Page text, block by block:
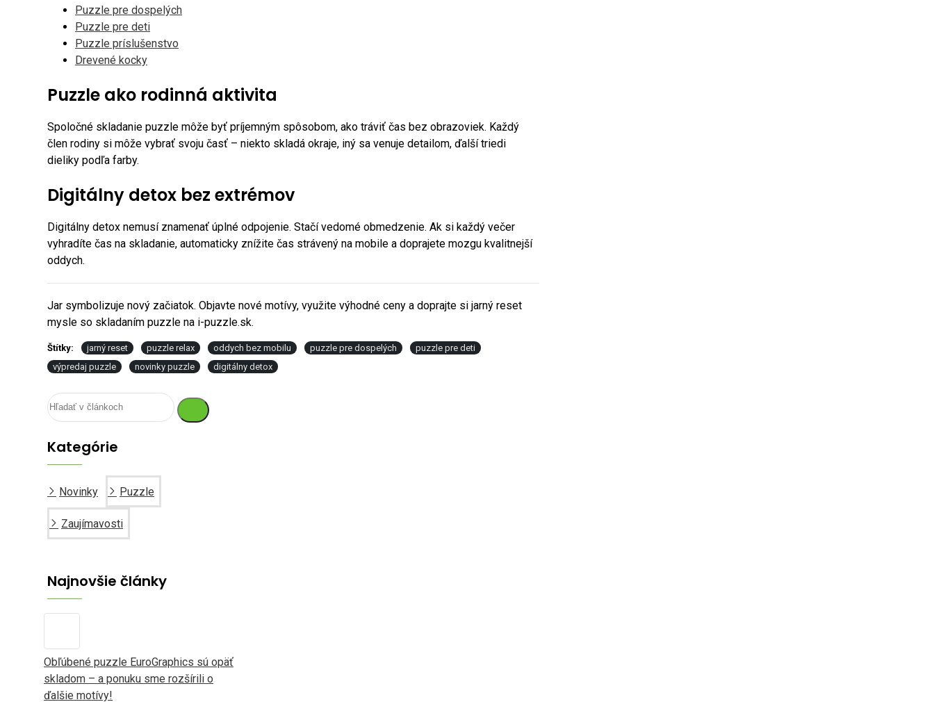
Puzzle pre dospelých
Puzzle pre deti
Puzzle príslušenstvo
Drevené kocky
Puzzle ako rodinná aktivita
Spoločné skladanie puzzle môže byť príjemným spôsobom, ako tráviť čas bez obrazoviek. Každý
člen rodiny si môže vybrať svoju časť – niekto skladá okraje, iný sa venuje detailom, ďalší triedi
dieliky podľa farby.
Digitálny detox bez extrémov
Digitálny detox nemusí znamenať úplné odpojenie. Stačí vedomé obmedzenie. Ak si každý večer
vyhradíte čas na skladanie, automaticky znížite čas strávený na mobile a doprajete mozgu kvalitnejší
oddych.
Jar symbolizuje nový začiatok. Objavte nové motívy, využite výhodné ceny a doprajte si jarný reset
mysle so skladaním puzzle na i-puzzle.sk.
Štítky: jarný reset puzzle relax oddych bez mobilu puzzle pre dospelých
puzzle pre deti
výpredaj puzzle
novinky puzzle digitálny detox
Kategórie
Novinky Puzzle
Zaujímavosti
Najnovšie články
Obľúbené puzzle EuroGraphics sú opäť
skladom – a ponuku sme rozšírili o
ďalšie motívy!